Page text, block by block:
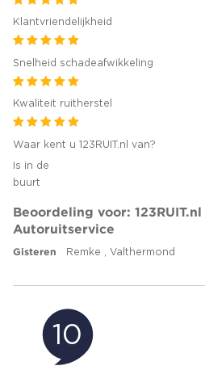
Klantvriendelijkheid
Snelheid schadeafwikkeling
Kwaliteit ruitherstel
Waar kent u 123RUIT.nl van?
Is in de
buurt
Beoordeling voor:
Autoruitservice
Gisteren Remke , Valthermond
10